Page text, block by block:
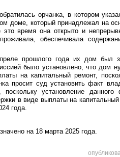
орчанка, в котором
доме, который принадлежал на
время она открыто и
обеспечивала
прошлого года их дом был
было установлено, что дом
на капитальный ремонт,
просит суд установить факт
установление данного
в виде выплаты на
года.
на 18 марта 2025 года.